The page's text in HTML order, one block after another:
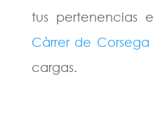
tus pertenencias
Càrrer de Corsega
cargas.